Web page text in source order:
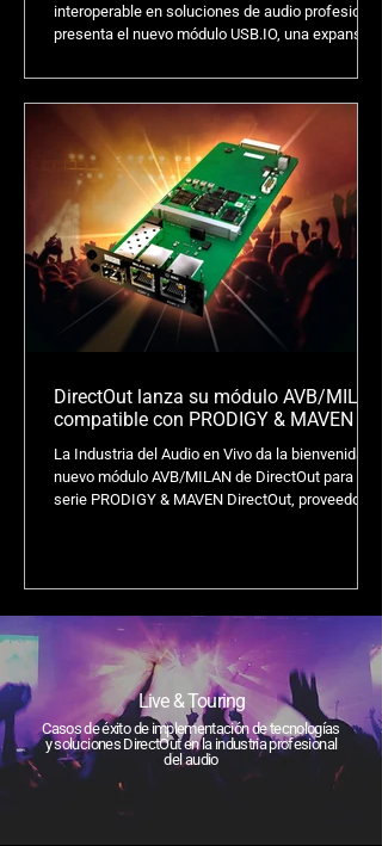
interoperable en soluciones de audio profesional,
presenta el nuevo módulo USB.IO, una expansión
necesidad de integración eficiente entre
plataformas de hardware profesional y sistemas
de grabación, playback (DAW).
DirectOut lanza su módulo AVB/MILAN
compatible con PRODIGY & MAVEN
La Industria del Audio en Vivo da la bienvenida al
nuevo módulo AVB/MILAN de DirectOut para la
serie PRODIGY & MAVEN DirectOut, proveedor...
Live & Touring
Casos de éxito de implementación de tecnologías
y soluciones DirectOut en la industria profesional
del audio